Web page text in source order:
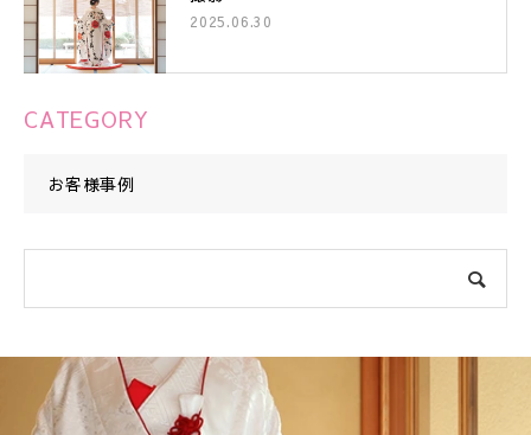
2025.06.30
CATEGORY
お客様事例